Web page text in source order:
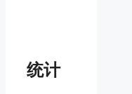
统计